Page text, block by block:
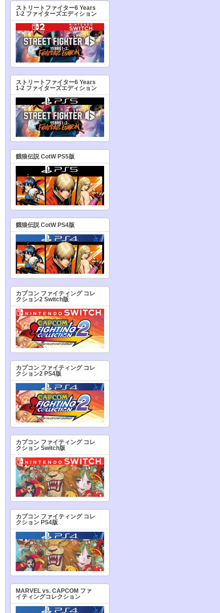
ストリートファイター6 Years
1-2 ファイターズエディション
ストリートファイター6 Years
1-2 ファイターズエディション
餓狼伝説 CotW PS5版
餓狼伝説 CotW PS4版
カプコン ファイティング コレ
クション2 Switch版
カプコン ファイティング コレ
クション2 PS4版
カプコン ファイティング コレ
クション Switch版
カプコン ファイティング コレ
クション PS4版
MARVEL vs. CAPCOM ファ
イティングコレクション